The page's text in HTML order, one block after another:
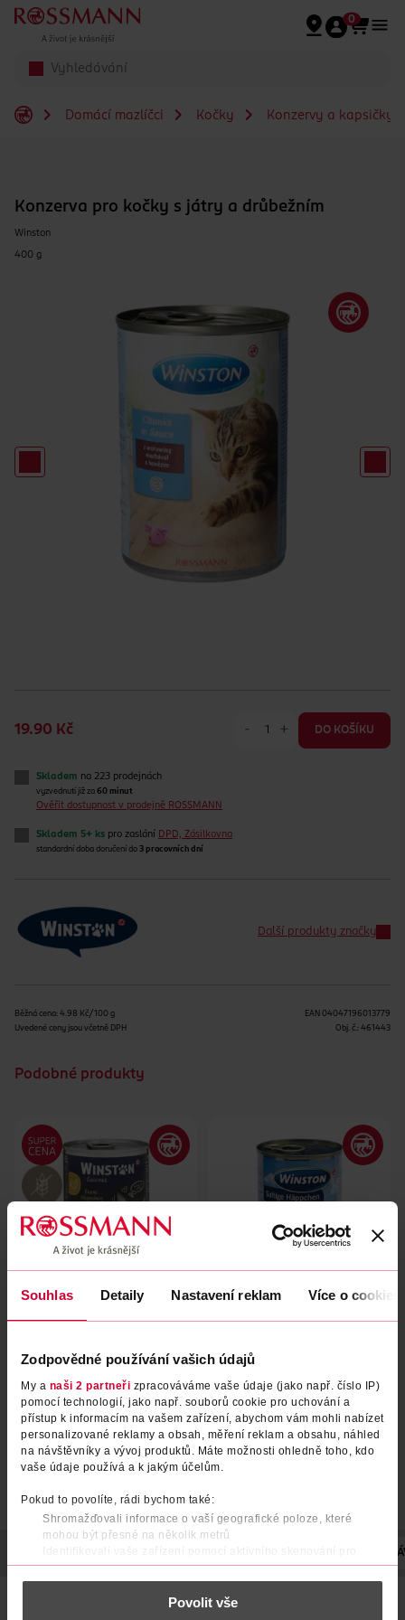
Souhlas Detaily Nastavení reklam Více o cookies
Zodpovědné používání vašich údajů
My a naši 2 partneři zpracováváme vaše údaje (jako např. číslo IP)
pomocí technologií, jako např. souborů cookie pro uchování a
přístup k informacím na vašem zařízení, abychom vám mohli nabízet
personalizované reklamy a obsah, měření reklam a obsahu, náhled
na návštěvníky a vývoj produktů. Máte možnosti ohledně toho, kdo
vaše údaje používá a k jakým účelům.
Pokud to povolíte, rádi bychom také:
Shromažďovali informace o vaší geografické poloze, které
mohou být přesné na několik metrů
Identifikovali vaše zařízení pomocí aktivního skenování pro
konkrétní charakteristiky (otisk prstu)
Zjistěte více o tom, jak zpracováváme vaše osobní údaje, a nastavte
části s podrobnostmi . Svůj souhlas můžete kdykoliv
Povolit vše
Přeskočit na hlavmní obsah
0
Domácí mazlíčci Kočky Konzervy a kapsičky
Konzerva pro kočky s játry a drůbežním
Winston
400 g
19.90 Kč - + DO KOŠÍKU
Skladem na 223 prodejnách
vyzvednutí již za 60 minut
Ověřit dostupnost v prodejně ROSSMANN
Skladem 5+ ks pro zaslání DPD, Zásilkovna
standardní doba doručení do 3 pracovních dní
Další produkty značky
Běžná cena: 4.98 Kč/100 g
Uvedené ceny jsou včetně DPH
EAN 04047196013779
Obj. č.: 461443
Podobné produkty
Winston 400 g
26.90 Kč
DO KOŠÍKU
Obj. č.: 1090451
Winston
19.90 Kč
DO KOŠÍKU
Obj. č.: 842150
KRMNÁ